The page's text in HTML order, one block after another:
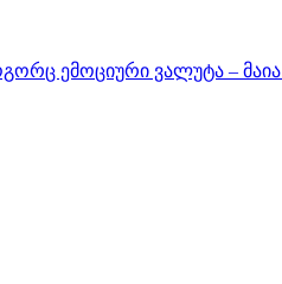
ემოციური ვალუტა –